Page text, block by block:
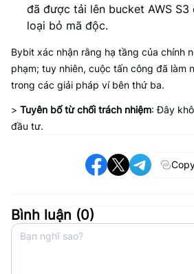
đã được tải lên bucket AWS S3
loại bỏ mã độc.
Bybit xác nhận rằng hạ tầng của chính
phạm; tuy nhiên, cuộc tấn công đã làm
trong các giải pháp ví bên thứ ba.
> Tuyên bố từ chối trách nhiệm: Đây
đầu tư.
Bình luận (0)